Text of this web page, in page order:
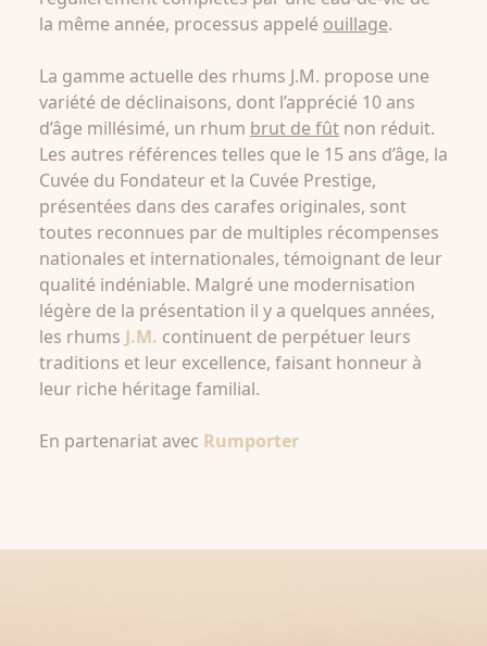
la même année, processus appelé ouillage.
La gamme actuelle des rhums J.M. propose une
variété de déclinaisons, dont l’apprécié 10 ans
d’âge millésimé, un rhum brut de fûtnon réduit.
Les autres références telles que le 15 ans d’âge, la
Cuvée du Fondateur et la Cuvée Prestige,
présentées dans des carafes originales, sont
toutes reconnues par de multiples récompenses
nationales et internationales, témoignant de leur
qualité indéniable. Malgré une modernisation
légère de la présentation il y a quelques années,
les rhums J.M. continuent de perpétuer leurs
traditions et leur excellence, faisant honneur à
leur riche héritage familial.
En partenariat avec Rumporter